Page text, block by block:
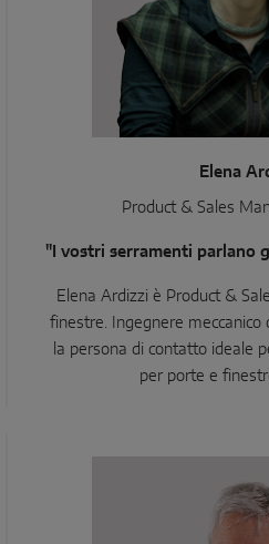
Elena
Product & Sales
"I vostri serramenti parlano
Elena Ardizzi è Product &
finestre. Ingegnere meccanico
la persona di contatto ideale
per porte e